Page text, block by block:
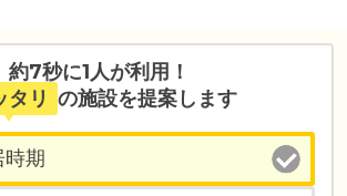
約7秒に1人が利用！
タリ の施設を提案します